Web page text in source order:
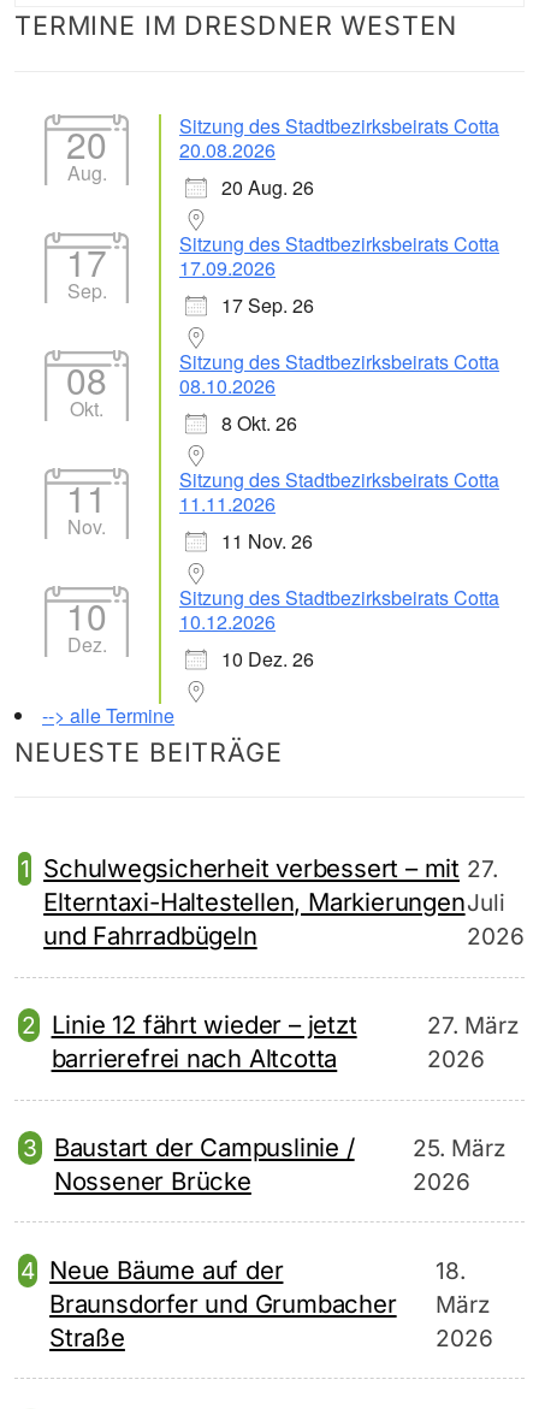
nach:
TERMINE IM DRESDNER WESTEN
20
Aug.
Sitzung des Stadtbezirksbeirats Cotta
20.08.2026
20 Aug. 26
17
Sep.
Sitzung des Stadtbezirksbeirats Cotta
17.09.2026
17 Sep. 26
08
Okt.
Sitzung des Stadtbezirksbeirats Cotta
08.10.2026
8 Okt. 26
11
Nov.
Sitzung des Stadtbezirksbeirats Cotta
11.11.2026
11 Nov. 26
10
Dez.
Sitzung des Stadtbezirksbeirats Cotta
10.12.2026
10 Dez. 26
--> alle Termine
NEUESTE BEITRÄGE
Schulwegsicherheit verbessert – mit
Elterntaxi-Haltestellen, Markierungen
und Fahrradbügeln
27.
Juli
2026
Linie 12 fährt wieder – jetzt
barrierefrei nach Altcotta
27. März
2026
Baustart der Campuslinie /
Nossener Brücke
25. März
2026
Neue Bäume auf der
Braunsdorfer und Grumbacher
Straße
18.
März
2026